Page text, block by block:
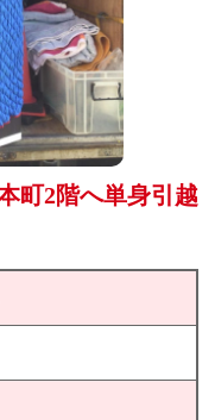
町2階へ単身引越